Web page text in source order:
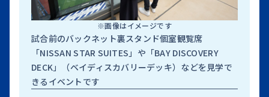
※画像はイメージです
試合前のバックネット裏スタンド個室観覧席
「NISSAN STAR SUITES」や「BAY DISCOVERY
DECK」（ベイディスカバリーデッキ）などを見学で
きるイベントです